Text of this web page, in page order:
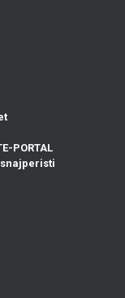
PORTAL